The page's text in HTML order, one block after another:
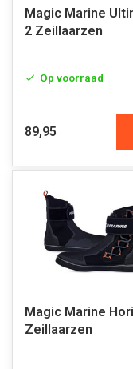
Magic Marine
2 Zeillaarzen
Op voorraad
89,95
Magic Marine
Zeillaarzen